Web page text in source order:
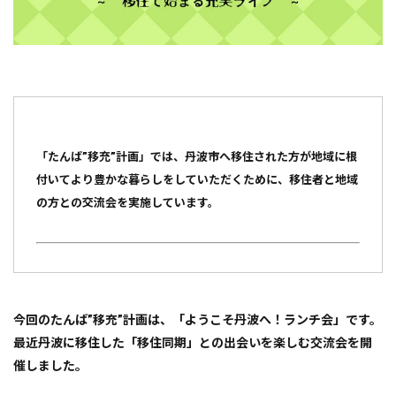
「たんば”移充”計画」では、丹波市へ移住された方が地域に根
付いてより豊かな暮らしをしていただくために、移住者と地域
の方との交流会を実施しています。
今回のたんば”移充”計画は、「ようこそ丹波へ！ランチ会」です。
最近丹波に移住した「移住同期」との出会いを楽しむ交流会を開
催しました。